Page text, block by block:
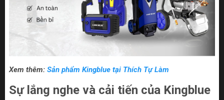
Xem thêm: Sản phẩm Kingblue tại Thích Tự Làm
Sự lắng nghe và cải tiến của Kingblue